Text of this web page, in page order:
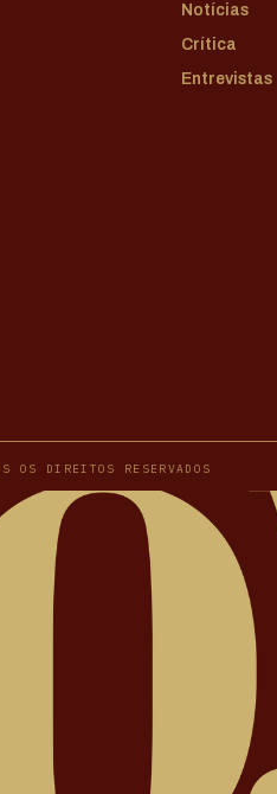
Notícias
Crítica
Entrevistas
OS DIREITOS RESERVADOS